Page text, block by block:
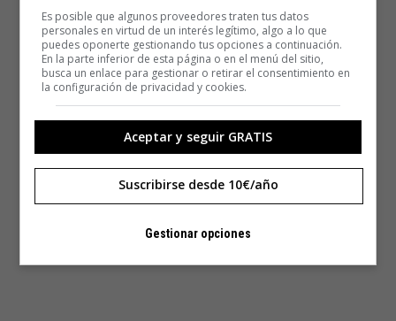
Es posible que algunos proveedores traten tus datos
personales en virtud de un interés legítimo, algo a lo que
puedes oponerte gestionando tus opciones a continuación.
En la parte inferior de esta página o en el menú del sitio,
busca un enlace para gestionar o retirar el consentimiento en
la configuración de privacidad y cookies.
Aceptar y seguir GRATIS
Suscribirse desde 10€/año
Gestionar opciones